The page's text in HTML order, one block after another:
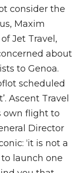
consider the
Maxim
Jet Travel,
about
to Genoa.
scheduled
Ascent Travel
own flight to
Director
‘it is not a
launch one